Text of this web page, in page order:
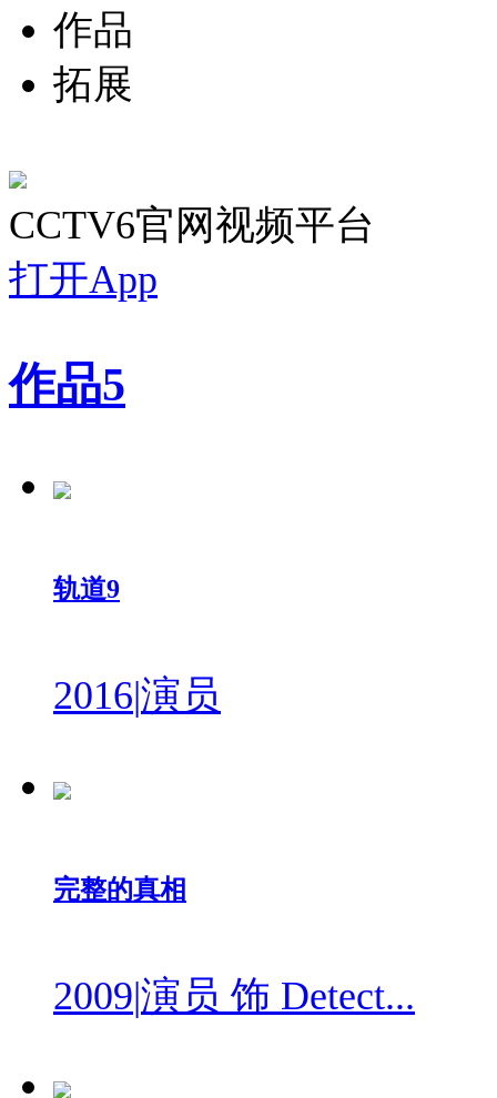
作品
拓展
CCTV6官网视频平台
打开App
作品5
轨道9
2016|演员
完整的真相
2009|演员 饰 Detect...